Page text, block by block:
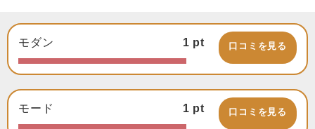
モダン 1 pt 口コミを見る
モード 1 pt 口コミを見る